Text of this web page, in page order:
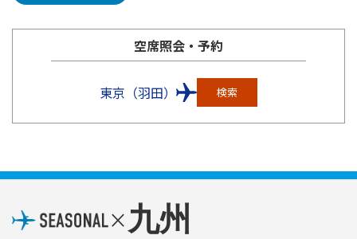
空席照会・予約
東京（羽田） 検索
×九州